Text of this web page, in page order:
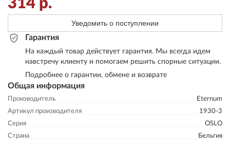
Общая информация
Производитель
Eternum
Артикул производителя
1930-3
Серия
OSLO
Страна
Бельгия
314 р.
Уведомить о поступлении
Гарантия
На каждый товар действует гарантия. Мы всегда идем
навстречу клиенту и помогаем решить спорные ситуации.
Подробнее о гарантии, обмене и возврате